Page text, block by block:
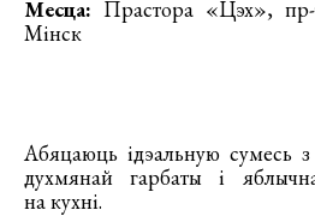
Месца: Прастора «Цэх»,
Мінск
Абяцаюць ідэальную сумесь з
духмянай гарбаты і
на кухні.